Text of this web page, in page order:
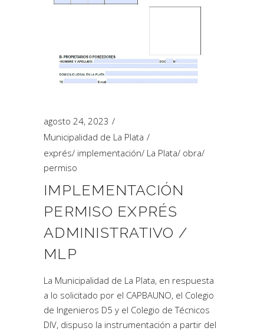
agosto 24, 2023
Municipalidad de La Plata
exprés/ implementación/ La Plata/ obra/
permiso
IMPLEMENTACIÓN
PERMISO EXPRÉS
ADMINISTRATIVO /
MLP
La Municipalidad de La Plata, en respuesta
a lo solicitado por el CAPBAUNO, el Colegio
de Ingenieros D5 y el Colegio de Técnicos
DIV, dispuso la instrumentación a partir del